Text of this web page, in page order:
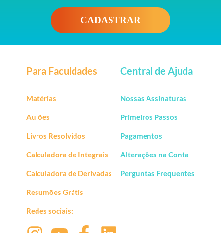
CADASTRAR
Para Faculdades
Matérias
Aulões
Livros Resolvidos
Calculadora de Integrais
Calculadora de Derivadas
Resumões Grátis
Redes sociais:
Central de Ajuda
Nossas Assinaturas
Primeiros Passos
Pagamentos
Alterações na Conta
Perguntas Frequentes